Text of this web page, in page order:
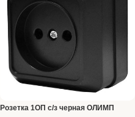
Розетка 1ОП с/з черная ОЛИМП